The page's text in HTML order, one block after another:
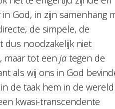
in God, in zijn samenhang
de simpele, de
dus noodzakelijk niet
maar tot een ja tegen de
als wij ons in God
de taak hem in de wereld
kwasi-transcendente